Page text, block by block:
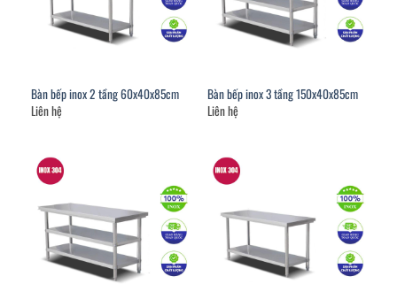
Bàn bếp inox 2 tầng 60x40x85cm
Liên hệ
Bàn bếp inox 3 tầng 150x40x85cm
Liên hệ